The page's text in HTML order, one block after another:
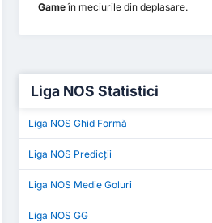
Gameîn meciurile din deplasare.
Liga NOS Statistici
Liga NOS Ghid Formă
Liga NOS Predicții
Liga NOS Medie Goluri
Liga NOS GG